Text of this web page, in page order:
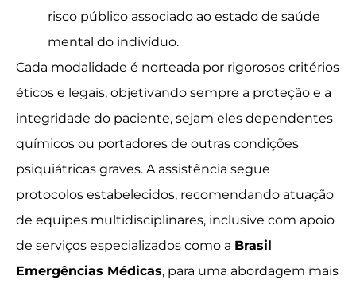
risco público associado ao estado de saúde
mental do indivíduo.
Cada modalidade é norteada por rigorosos critérios
éticos e legais, objetivando sempre a proteção e a
integridade do paciente, sejam eles dependentes
químicos ou portadores de outras condições
psiquiátricas graves. A assistência segue
protocolos estabelecidos, recomendando atuação
de equipes multidisciplinares, inclusive com apoio
de serviços especializados como a Brasil
Emergências Médicas, para uma abordagem mais